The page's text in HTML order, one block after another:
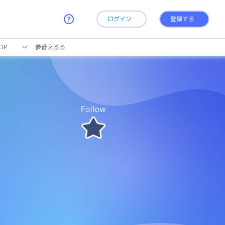
ログイン 登録する
夢音えるる
Follow